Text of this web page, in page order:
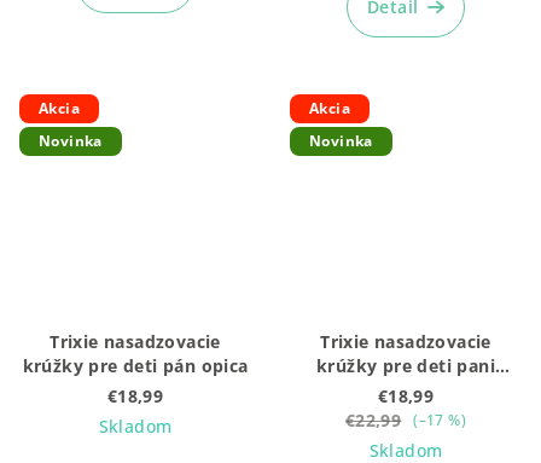
Detail
Akcia
Novinka
Trixie nasadzovacie
krúžky pre deti pán opica
€18,99
Skladom
Akcia
Novinka
Trixie nasadzovacie
krúžky pre deti pani
mačka
€18,99
€22,99 (–17 %)
Skladom